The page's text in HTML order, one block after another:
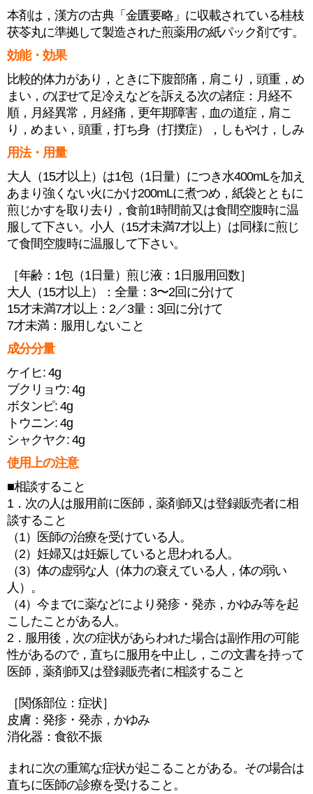
本剤は，漢方の古典「金匱要略」に収載されている桂枝
茯苓丸に準拠して製造された煎薬用の紙パック剤です。
効能・効果
比較的体力があり，ときに下腹部痛，肩こり，頭重，め
まい，のぼせて足冷えなどを訴える次の諸症：月経不
順，月経異常，月経痛，更年期障害，血の道症，肩こ
り，めまい，頭重，打ち身（打撲症），しもやけ，しみ
用法・用量
大人（15才以上）は1包（1日量）につき水400mLを加え
あまり強くない火にかけ200mLに煮つめ，紙袋とともに
煎じかすを取り去り，食前1時間前又は食間空腹時に温
服して下さい。小人（15才未満7才以上）は同様に煎じ
て食間空腹時に温服して下さい。
［年齢：1包（1日量）煎じ液：1日服用回数］
大人（15才以上）：全量：3〜2回に分けて
15才未満7才以上：2／3量：3回に分けて
7才未満：服用しないこと
成分分量
ケイヒ: 4g
ブクリョウ: 4g
ボタンピ: 4g
トウニン: 4g
シャクヤク: 4g
使用上の注意
■相談すること
1．次の人は服用前に医師，薬剤師又は登録販売者に相
談すること
（1）医師の治療を受けている人。
（2）妊婦又は妊娠していると思われる人。
（3）体の虚弱な人（体力の衰えている人，体の弱い
人）。
（4）今までに薬などにより発疹・発赤，かゆみ等を起
こしたことがある人。
2．服用後，次の症状があらわれた場合は副作用の可能
性があるので，直ちに服用を中止し，この文書を持って
医師，薬剤師又は登録販売者に相談すること
［関係部位：症状］
皮膚：発疹・発赤，かゆみ
消化器：食欲不振
まれに次の重篤な症状が起こることがある。その場合は
直ちに医師の診療を受けること。